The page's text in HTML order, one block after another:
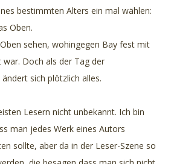
bestimmten Alters ein mal wählen:
Oben.
sehen, wohingegen Bay fest mit
Doch als der Tag der
sich plötzlich alles.
Lesern nicht unbekannt. Ich bin
man jedes Werk eines Autors
sollte, aber da in der Leser-Szene so